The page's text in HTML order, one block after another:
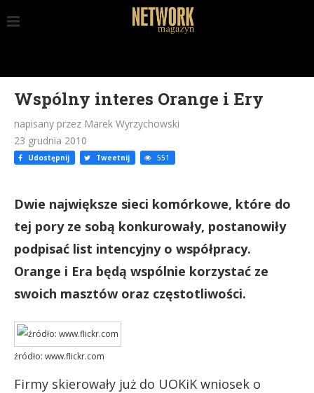
Wspólny interes Orange i Ery
napisany przez Marek Wyrzychowski
23 grudnia 2010
Udostępnij Tweetnij 551
Dwie największe sieci komórkowe, które do
tej pory ze sobą konkurowały, postanowiły
podpisać list intencyjny o współpracy.
Orange i Era będą wspólnie korzystać ze
swoich masztów oraz częstotliwości.
źródło: www.flickr.com
Firmy skierowały już do UOKiK wniosek o